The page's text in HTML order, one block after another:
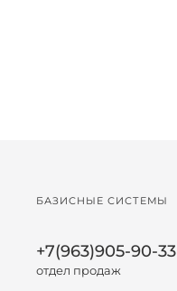
БАЗИСНЫЕ СИСТЕМЫ
+7(963)905-90-33
отдел продаж